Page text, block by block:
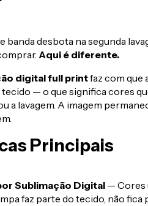
banda desbota na segunda
Aqui é diferente.
digital full printfaz com que
— o que significa cores
a lavagem. A imagem
Principais
Sublimação Digital — Cores
faz parte do tecido, não fica